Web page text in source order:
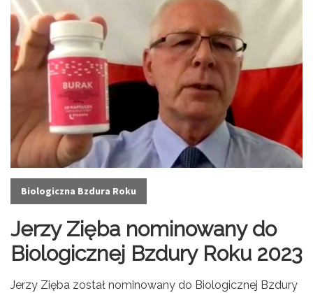
Biologiczna Bzdura Roku
Jerzy Zięba nominowany do
Biologicznej Bzdury Roku 2023
Jerzy Zięba został nominowany do Biologicznej Bzdury